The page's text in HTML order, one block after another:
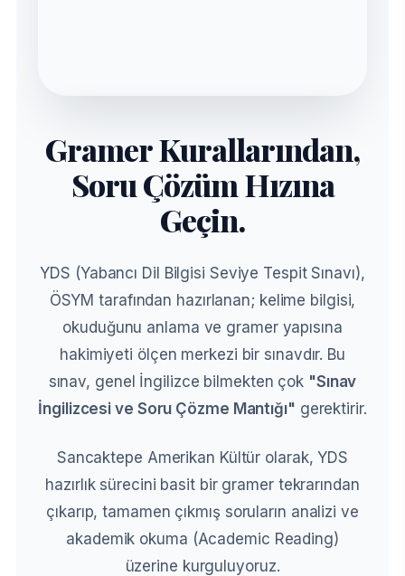
Sağlıklı Çalışma Sistemi
Seviye Belirleme:
Mevcut gramer ve
kelime bilginizin tespiti.
Eksik Analizi:Deneme sınavlarıyla zayıf
Sınav Taktikleri:Çeviri, paragraf ve
zaman yönetimi stratejileri.
Gramer Kurallarından,
Soru Çözüm Hızına
Geçin.
YDS (Yabancı Dil Bilgisi Seviye Tespit Sınavı),
ÖSYM tarafından hazırlanan; kelime bilgisi,
okuduğunu anlama ve gramer yapısına
hakimiyeti ölçen merkezi bir sınavdır. Bu
sınav, genel İngilizce bilmekten çok "Sınav
İngilizcesi ve Soru Çözme Mantığı" gerektirir.
Sancaktepe Amerikan Kültür olarak, YDS
hazırlık sürecini basit bir gramer tekrarından
çıkarıp, tamamen çıkmış soruların analizi ve
akademik okuma (Academic Reading)
üzerine kurguluyoruz.